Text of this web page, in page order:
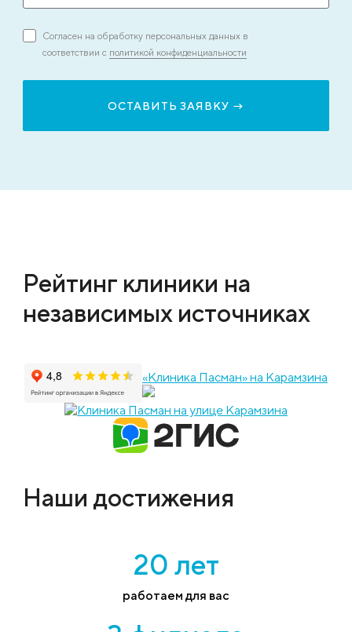
Согласен на обработку персональных данных в
соответствии с политикой конфиденциальности
Рейтинг клиники на
независимых источниках
«Клиника Пасман» на Карамзина
Наши достижения
20 лет
работаем для вас